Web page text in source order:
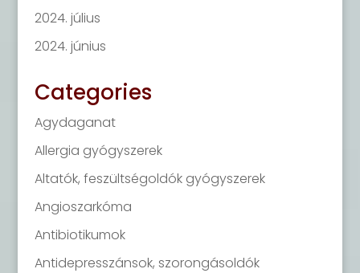
2024. július
2024. június
Categories
Agydaganat
Allergia gyógyszerek
Altatók, feszültségoldók gyógyszerek
Angioszarkóma
Antibiotikumok
Antidepresszánsok, szorongásoldók